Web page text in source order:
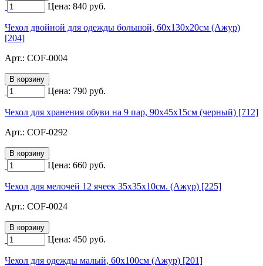
Цена: 840 руб.
Чехол двойной для одежды большой, 60х130х20см (Ажур)
[204]
Арт.: COF-0004
Цена: 790 руб.
Чехол для хранения обуви на 9 пар, 90х45х15см (черный) [712]
Арт.: COF-0292
Цена: 660 руб.
Чехол для мелочей 12 ячеек 35х35х10см. (Ажур) [225]
Арт.: COF-0024
Цена: 450 руб.
Чехол для одежды малый, 60х100см (Ажур) [201]